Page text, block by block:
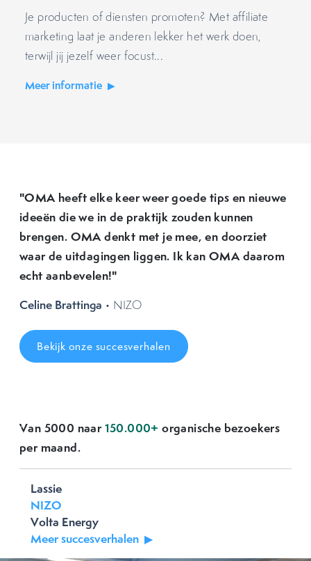
Je producten of diensten promoten? Met affiliate
marketing laat je anderen lekker het werk doen,
terwijl jij jezelf weer focust...
Meer informatie
"OMA heeft elke keer weer goede tips en nieuwe
ideeën die we in de praktijk zouden kunnen
brengen. OMA denkt met je mee, en doorziet
waar de uitdagingen liggen. Ik kan OMA daarom
echt aanbevelen!"
Celine Brattinga • NIZO
Bekijk onze succesverhalen
Van 5000 naar150.000+ organische bezoekers
per maand.
Lassie
NIZO
Volta Energy
Meer succesverhalen
Previous